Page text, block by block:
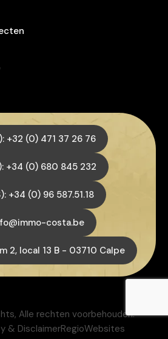
+32 (0) 471 37 26 76
+34 (0) 680 845 232
+34 (0) 96 587.51.18
costa.be
2, local 13 B - 03710 Calpe
Alle rechten voorbehouden.
& DisclaimerRegioWebsites